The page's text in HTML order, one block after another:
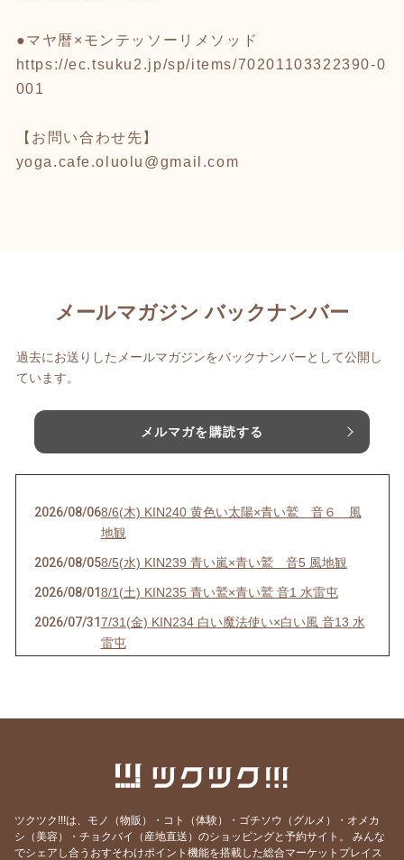
●マヤ暦×モンテッソーリメソッド
https://ec.tsuku2.jp/sp/items/70201103322390-0
001
【お問い合わせ先】
yoga.cafe.oluolu@gmail.com
メールマガジン バックナンバー
過去にお送りしたメールマガジンをバックナンバーとして公開し
ています。
メルマガを購読する
2026/08/068/6(木) KIN240 黄色い太陽×青い鷲 音６ 風
地観
2026/08/058/5(水) KIN239 青い嵐×青い鷲 音5 風地観
2026/08/018/1(土) KIN235 青い鷲×青い鷲 音1 水雷屯
2026/07/317/31(金) KIN234 白い魔法使い×白い風 音13 水
雷屯
2026/07/297/29(水) KIN232 黄色い人×白い風 音11
7/27(月) KIN230 白い犬×白い風 音9 雷地予
2026/07/26 7/26(日) KIN229 赤い月×白い風 音8 雷地予
2026/07/257/25(土) KIN228 黄色い星×白い風 音7 風雷益
ツクツク!!!は、モノ（物販）・コト（体験）・ゴチソウ（グルメ）・オメカ
シ（美容）・チョクバイ（産地直送）のショッピングと予約サイト。
みんな
でシェアし合うおすそわけポイント機能を搭載した総合マーケットプレイス